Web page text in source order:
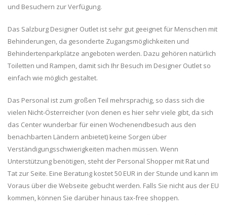
und Besuchern zur Verfügung.
Das Salzburg Designer Outlet ist sehr gut geeignet für Menschen mit
Behinderungen, da gesonderte Zugangsmöglichkeiten und
Behindertenparkplätze angeboten werden. Dazu gehören natürlich
Toiletten und Rampen, damit sich Ihr Besuch im Designer Outlet so
einfach wie möglich gestaltet.
Das Personal ist zum großen Teil mehrsprachig, so dass sich die
vielen Nicht-Österreicher (von denen es hier sehr viele gibt, da sich
das Center wunderbar für einen Wochenendbesuch aus den
benachbarten Ländern anbietet) keine Sorgen über
Verständigungsschwierigkeiten machen müssen. Wenn
Unterstützung benötigen, steht der Personal Shopper mit Rat und
Tat zur Seite. Eine Beratung kostet 50 EUR in der Stunde und kann im
Voraus über die Webseite gebucht werden. Falls Sie nicht aus der EU
kommen, können Sie darüber hinaus tax-free shoppen.